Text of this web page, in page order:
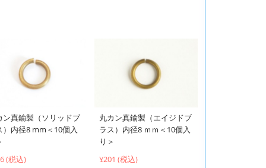
ン真鍮製（ソリッドブ
）内径8 mm＜10個入
(税込)
丸カン真鍮製（エイジドブ
ラス）内径8 ｍｍ＜10個入
り＞
¥201 (税込)